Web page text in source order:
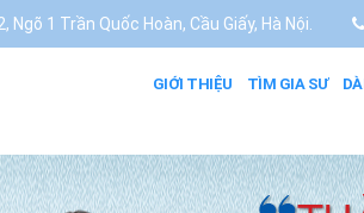
Ngõ 1 Trần Quốc Hoàn, Cầu Giấy, Hà Nội.
GIỚI THIỆU TÌM GIA SƯ